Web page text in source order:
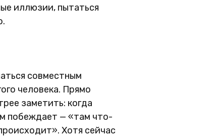
иллюзии, пытаться
совместным
человека. Прямо
заметить: когда
побеждает — «там что-
Хотя сейчас